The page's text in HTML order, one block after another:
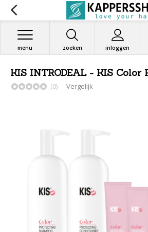
zoeken inloggen
menu
KIS INTRODEAL - KIS Color
(0) Vergelijk